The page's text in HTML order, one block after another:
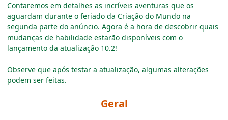
Contaremos em detalhes as incríveis aventuras que os
aguardam durante o feriado da Criação do Mundo na
segunda parte do anúncio. Agora é a hora de descobrir quais
mudanças de habilidade estarão disponíveis com o
lançamento da atualização 10.2!
Observe que após testar a atualização, algumas alterações
podem ser feitas.
Geral